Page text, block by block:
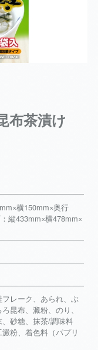
布茶漬け
横150mm×奥行
縦433mm×横478mm×
レーク、あられ、ぶ
昆布、澱粉、のり、
砂糖、抹茶/調味料
澱粉、着色料（パプリ